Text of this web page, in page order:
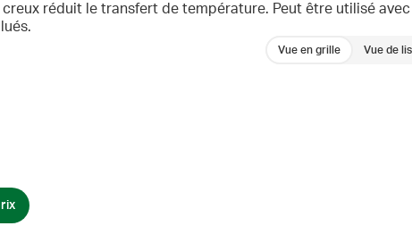
réduit le transfert de température. Peut être utilisé
Vue en grille Vue de